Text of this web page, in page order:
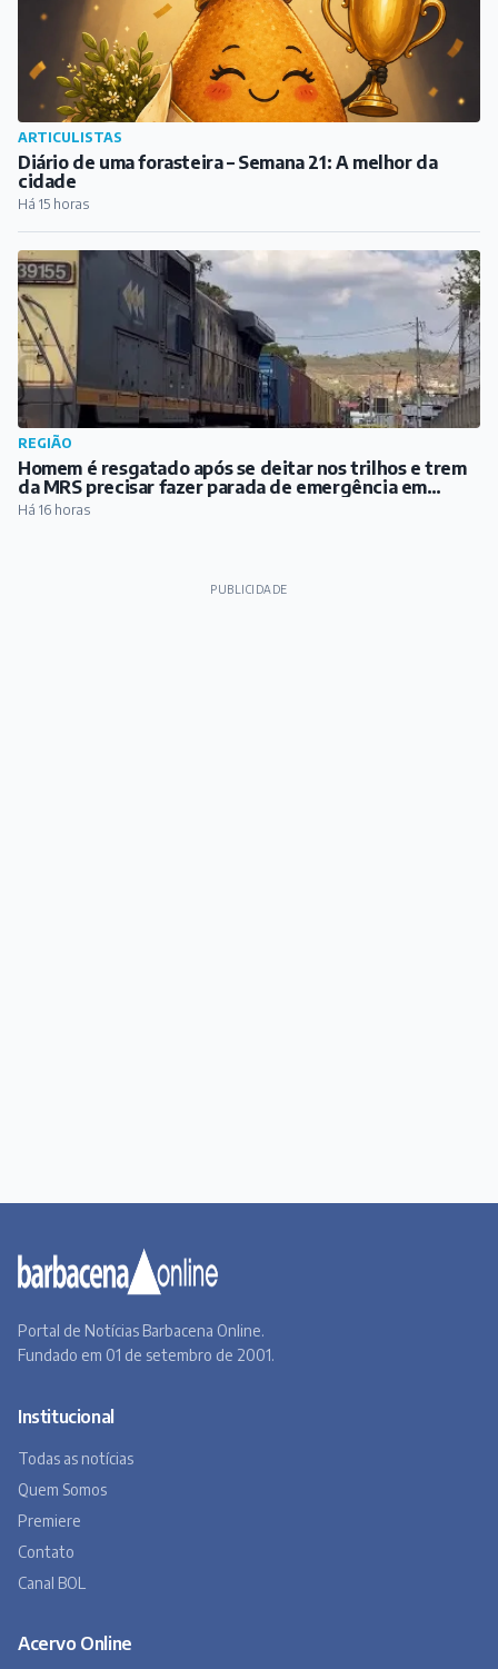
ARTICULISTAS
Diário de uma forasteira – Semana 21: A melhor da
cidade
Há 15 horas
REGIÃO
Homem é resgatado após se deitar nos trilhos e trem
da MRS precisar fazer parada de emergência em
Santos Dumont
Há 16 horas
PUBLICIDADE
Portal de Notícias Barbacena Online.
Fundado em 01 de setembro de 2001.
Institucional
Todas as notícias
Quem Somos
Premiere
Contato
Canal BOL
Acervo Online